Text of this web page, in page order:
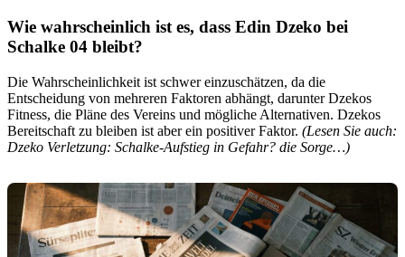
Wie wahrscheinlich ist es, dass Edin Dzeko bei
Schalke 04 bleibt?
Die Wahrscheinlichkeit ist schwer einzuschätzen, da die
Entscheidung von mehreren Faktoren abhängt, darunter Dzekos
Fitness, die Pläne des Vereins und mögliche Alternativen. Dzekos
Bereitschaft zu bleiben ist aber ein positiver Faktor. (Lesen Sie auch:
Dzeko Verletzung: Schalke-Aufstieg in Gefahr? die Sorge…)